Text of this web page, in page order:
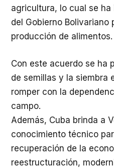
agricultura, lo cual se
del Gobierno Bolivariano
producción de alimentos.
Con este acuerdo se ha
de semillas y la siembra
romper con la
campo.
Además, Cuba brinda a
conocimiento técnico
recuperación de la
reestructuración,